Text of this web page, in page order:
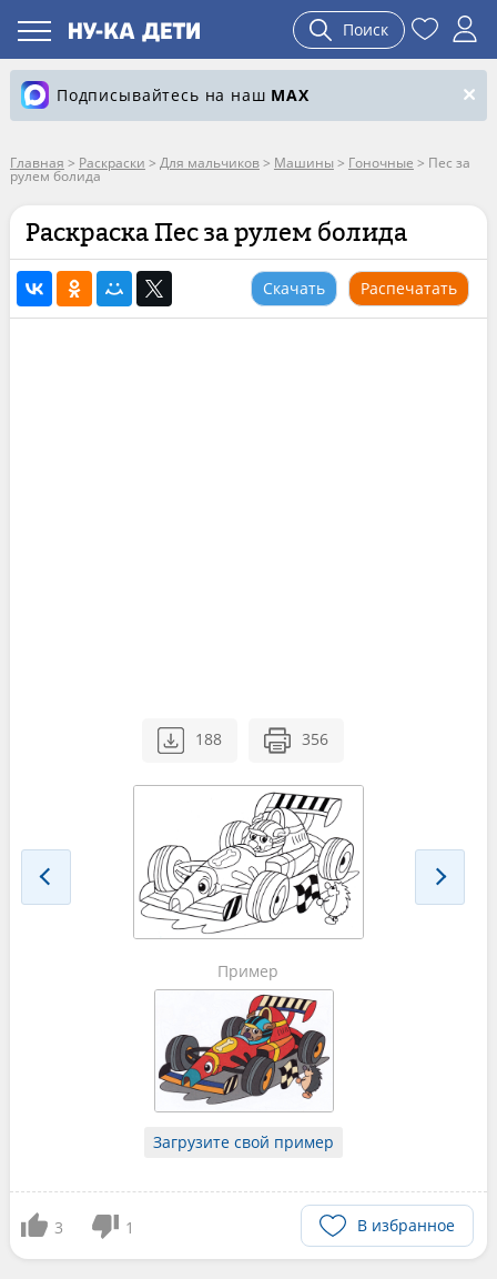
Поиск
Подписывайтесь на наш MAX
Главная > Раскраски > Для мальчиков> Машины > Гоночные > Пес за
рулем болида
Раскраска Пес за рулем болида
Скачать Распечатать
188 356
Пример
Загрузите свой пример
3 1 В избранное